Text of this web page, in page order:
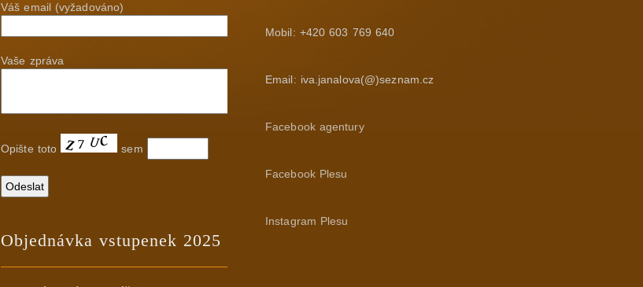
Váš email (vyžadováno)
Vaše zpráva
Opište toto sem
Objednávka vstupenek 2025
Mobil: +420 603 769 640
Email: iva.janalova(@)seznam.cz
Facebook agentury
Facebook Plesu
Instagram Plesu